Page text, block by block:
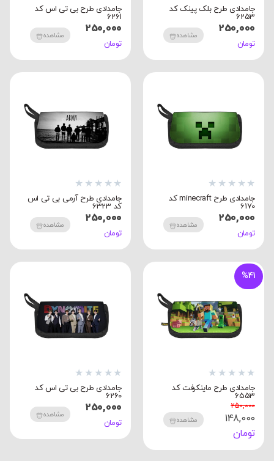
جامدادی طرح بلک پینک کد
6253
250,000
تومان
مشاهده
جامدادی طرح بی تی اس کد
6261
250,000
تومان
مشاهده
★
★
★
★
★
جامدادی طرح minecraft کد
6170
250,000
تومان
مشاهده
★
★
★
★
★
جامدادی طرح آرمی بی تی اس
کد 6323
250,000
تومان
مشاهده
%41
★
★
★
★
★
جامدادی طرح ماینکرفت کد
6553
250,000
148,000
تومان
مشاهده
★
★
★
★
★
جامدادی طرح بی تی اس کد
6260
250,000
تومان
مشاهده